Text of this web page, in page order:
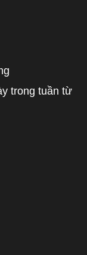
trong tuần từ